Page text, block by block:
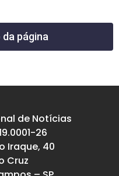
página
de Notícias
26
Iraque, 40
Cruz